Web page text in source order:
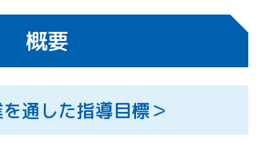
APRSAF（ア
ジア太平洋
地域宇宙機
関会議）宇
宙教育 for
All 分科会
APRSAF宇宙
概要
通した指導目標＞